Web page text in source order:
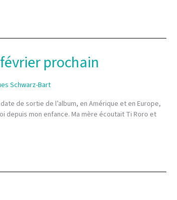
prochain
Schwarz-Bart
de sortie de l’album, en Amérique et en Europe,
depuis mon enfance. Ma mère écoutait Ti Roro et